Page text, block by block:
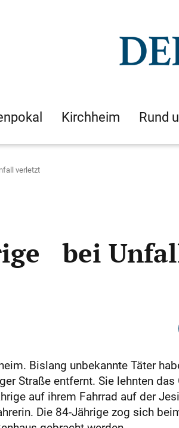
Kirchheim Rund
verletzt
bei
Bislang unbekannte Täter
Straße entfernt. Sie lehnten
auf ihrem Fahrrad auf der
Die 84-Jährige zog sich